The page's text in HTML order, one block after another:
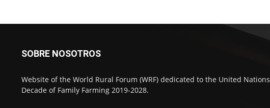
SOBRE NOSOTROS
Website of the World Rural Forum (WRF) dedicated to the United Nations
Decade of Family Farming 2019-2028.